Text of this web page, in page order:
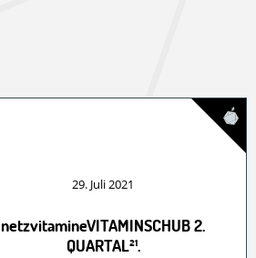
29. Juli 2021
netzvitamineVITAMINSCHUB 2.
QUARTAL²¹.